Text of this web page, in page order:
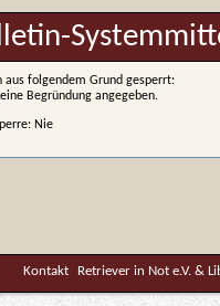
aus folgendem Grund gesperrt:
Begründung angegeben.
Nie
Kontakt Retriever in Not e.V. &